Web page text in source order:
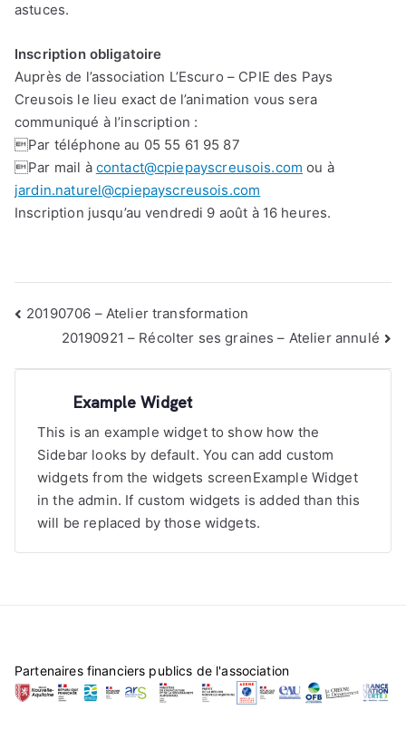
astuces.
Inscription obligatoire
Auprès de l’association L’Escuro – CPIE des Pays
Creusois le lieu exact de l’animation vous sera
communiqué à l’inscription :
Par téléphone au 05 55 61 95 87
Par mail à contact@cpiepayscreusois.com ou à
jardin.naturel@cpiepayscreusois.com
Inscription jusqu’au vendredi 9 août à 16 heures.
Navigation
20190706 – Atelier transformation
20190921 – Récolter ses graines – Atelier annulé
Example Widget
This is an example widget to show how the
Sidebar looks by default. You can add custom
widgets from the widgets screenExample Widget
in the admin. If custom widgets is added than this
will be replaced by those widgets.
Partenaires financiers publics de l'association